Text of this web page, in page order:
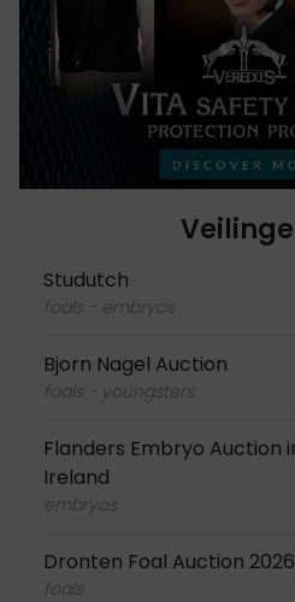
Studutch
foals - embryos
Bjorn Nagel Auction
foals - youngsters
Flanders Embryo Auction
Ireland
embryos
Dronten Foal Auction 2026
foals